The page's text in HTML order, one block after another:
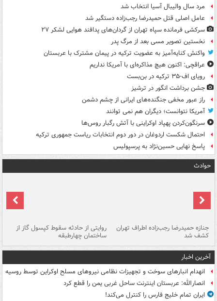
مرد سال والیبال آسیا انتخاب شد
عامل اصلی قتل حمیدرضا رجب‌زاده دستگیر شد
سرکشی فرمانده سپاه تهران از گردان‌های پدافند هوایی لشکر ۲۷
نخستین تصویر مسی بعد از مرگ پدر
واکنش کنایه‌آمیز به عضویت ترکیه در پیمان مشترک با عربستان
عراقچی: اکنون هیچ مذاکره‌ای با آمریکا نداریم
رویای اف-۳۵ ترکیه در بن‌بست
جشن برداشت انگور در ترشیز
راز عبور مخفی جنگنده‌های ایرانی از چشم دشمن
آمریکا نتوانست؛ دیگران هم نمی توانند
سرنگون‌کردن پهپاد اوکراینی با آتش رگبار روس‌ها
احتمال شکست اردوغان در دور دوم انتخابات ریاست جمهوری ترکیه
پاسخ نهایی حسین‌نژاد به پرسپولیس
حوادث
جنازه حمیدرضا رجب‌زاده اطراف تهران
کشف شد
روایتی از حادثه سقوط کپسول گاز از
ساختمان چهارطبقه
آخرین اخبار
انهدام انبارهای سوخت و تجهیزات نظامی نیروهای مسلح اوکراین توسط روسیه
انصارالله: عربستان اینترنت ساحل غربی یمن را قطع کرد
ایران تمام خلیج فارس را کنترل می‌کند!